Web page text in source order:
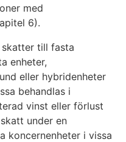
med
6).
skatter till fasta
enheter,
eller hybridenheter
behandlas i
vinst eller förlust
under en
koncernenheter i vissa